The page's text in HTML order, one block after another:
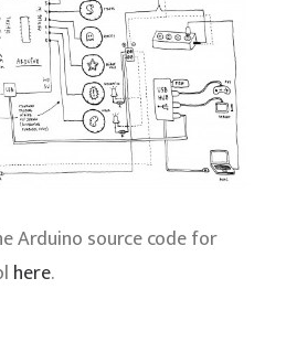
Arduino source code for
here.